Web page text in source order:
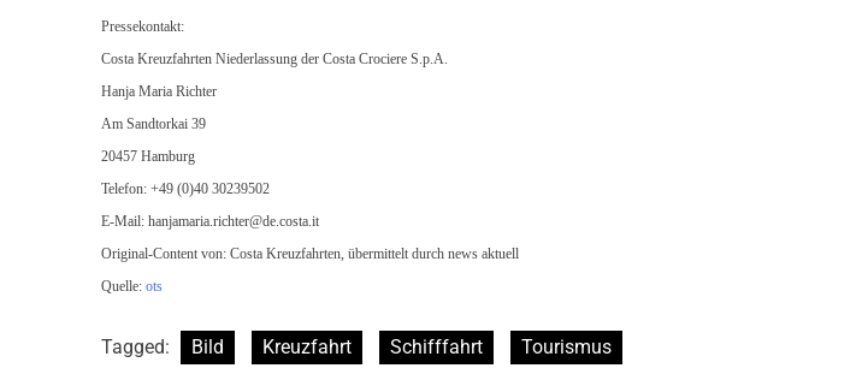
Pressekontakt:
Costa Kreuzfahrten Niederlassung der Costa Crociere S.p.A.
Hanja Maria Richter
Am Sandtorkai 39
20457 Hamburg
Telefon: +49 (0)40 30239502
E-Mail: hanjamaria.richter@de.costa.it
Original-Content von: Costa Kreuzfahrten, übermittelt durch news aktuell
Quelle: ots
Tagged: Bild Kreuzfahrt Schifffahrt Tourismus